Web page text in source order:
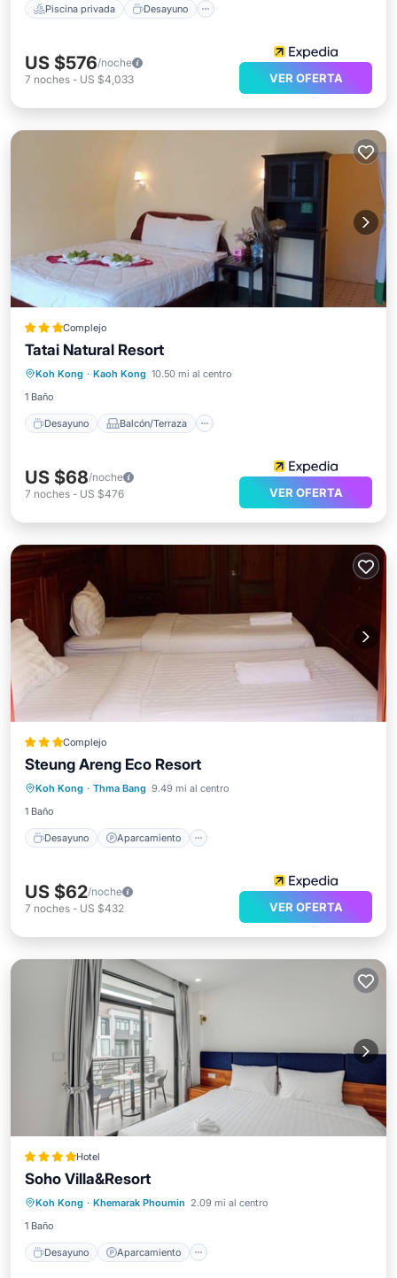
Piscina privada Desayuno
US $576/noche
7 noches - US $4,033 VER OFERTA
Complejo
Tatai Natural Resort
Koh Kong · Kaoh Kong 10.50 mi al centro
1 Baño
Desayuno Balcón/Terraza
Desayuno
Internet
US $68/noche
7 noches - US $476 VER OFERTA
Complejo
Steung Areng Eco Resort
Koh Kong · Thma Bang 9.49 mi al centro
1 Baño
Desayuno Aparcamiento
Desayuno
Aparcamiento
Balcón/Terraza
Aire acondicionado
US $62/noche
7 noches - US $432 VER OFERTA
Hotel
Soho Villa&Resort
Koh Kong · Khemarak Phoumin 2.09 mi al centro
1 Baño
Desayuno Aparcamiento
Desayuno
Spa